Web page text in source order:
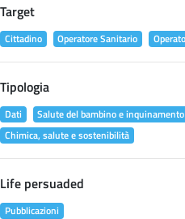
Target
Cittadino Operatore Sanitario
Tipologia
Dati
Salute del bambino e
Chimica, salute e sostenibilità
Life persuaded
Pubblicazioni